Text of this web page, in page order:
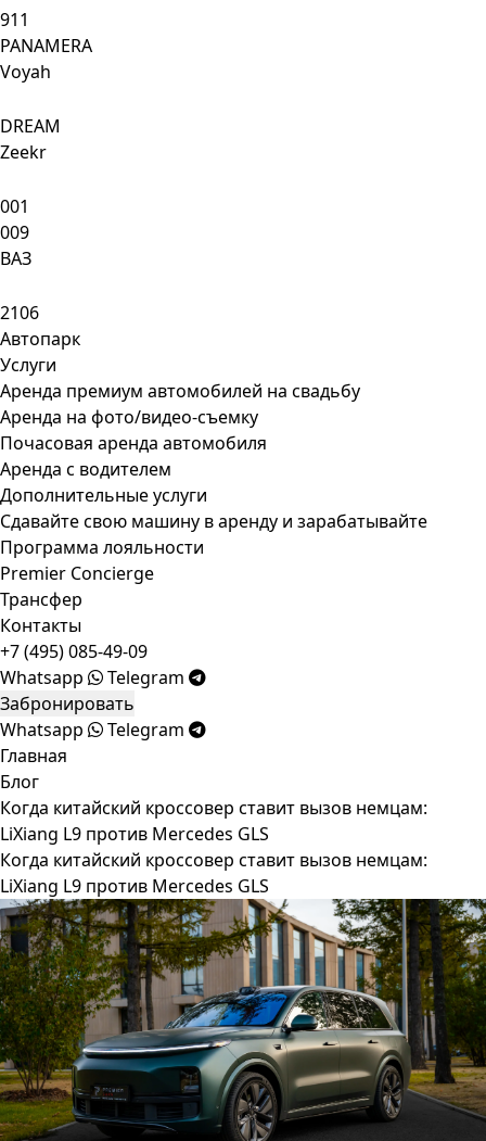
911
PANAMERA
Voyah
DREAM
Zeekr
001
009
ВАЗ
2106
Автопарк
Услуги
Аренда премиум автомобилей на свадьбу
Аренда на фото/видео-съемку
Почасовая аренда автомобиля
Аренда с водителем
Дополнительные услуги
Сдавайте свою машину в аренду и зарабатывайте
Программа лояльности
Premier Concierge
Трансфер
Контакты
+7 (495) 085-49-09
Whatsapp
Telegram
Забронировать
Whatsapp
Telegram
Главная
Блог
Когда китайский кроссовер ставит вызов немцам:
LiXiang L9 против Mercedes GLS
Когда китайский кроссовер ставит вызов немцам:
LiXiang L9 против Mercedes GLS